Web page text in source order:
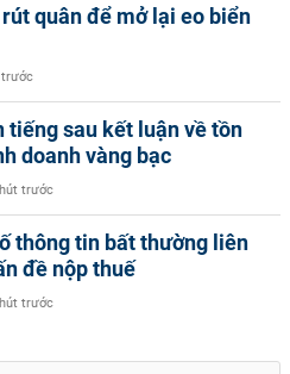
quân để mở lại eo biển
trước
tiếng sau kết luận về tồn
doanh vàng bạc
trước
thông tin bất thường liên
đề nộp thuế
trước